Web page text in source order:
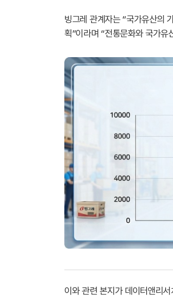
빙그레 관계자는 “국가유산의
획”이라며 “전통문화와 국가유
이와 관련 본지가 데이터앤리